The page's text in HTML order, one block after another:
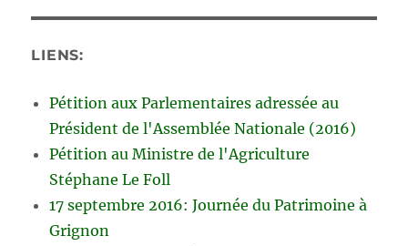
LIENS:
Pétition aux Parlementaires adressée au
Président de l'Assemblée Nationale (2016)
Pétition au Ministre de l'Agriculture
Stéphane Le Foll
17 septembre 2016: Journée du Patrimoine à
Grignon